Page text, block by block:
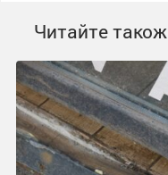
Читайте також